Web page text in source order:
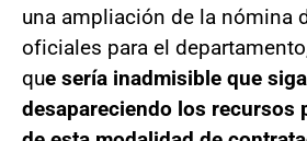
una ampliación de la nómina
oficiales para el
que sería inadmisible que
desapareciendo los recursos